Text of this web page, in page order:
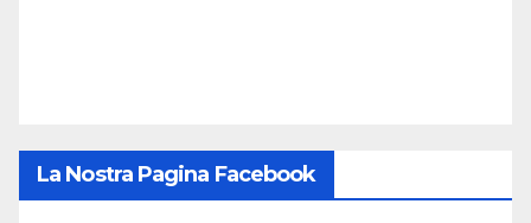
La Nostra Pagina Facebook